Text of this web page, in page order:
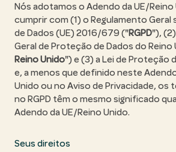
Nós adotamos o Adendo da UE/Reino
cumprir com (1) o Regulamento
de Dados (UE) 2016/679 ("RGPD"),
Geral de Proteção de Dados do Reino
Reino Unido") e (3) a Lei de Proteção
e, a menos que definido neste
Unido ou no Aviso de Privacidade, os
no RGPD têm o mesmo significado
Adendo da UE/Reino Unido.
Seus direitos